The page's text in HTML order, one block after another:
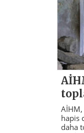
AİHM,
hapis
daha